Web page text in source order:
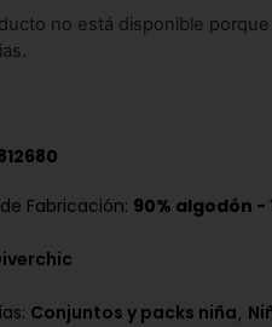
no está disponible
Fabricación: 90% algodón -
Conjuntos y packs niña,